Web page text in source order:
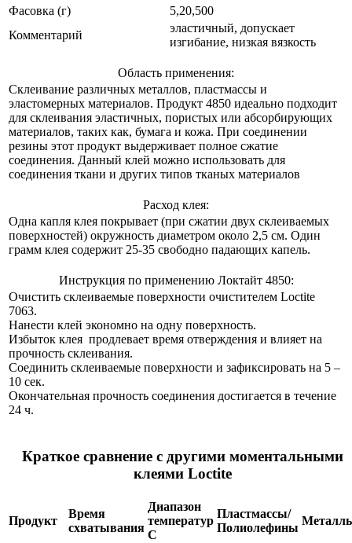
Фасовка (г)
5,20,500
Комментарий
эластичный, допускает
изгибание, низкая вязкость
Область применения:
Склеивание различных металлов, пластмассы и
эластомерных материалов. Продукт 4850 идеально подходит
для склеивания эластичных, пористых или абсорбирующих
материалов, таких как, бумага и кожа. При соединении
резины этот продукт выдерживает полное сжатие
соединения. Данный клей можно использовать для
соединения ткани и других типов тканых материалов
Расход клея:
Одна капля клея покрывает (при сжатии двух склеиваемых
поверхностей) окружность диаметром около 2,5 см. Один
грамм клея содержит 25-35 свободно падающих капель.
Инструкция по применению Локтайт 4850:
Очистить склеиваемые поверхности очистителем Loctite
7063.
Нанести клей экономно на одну поверхность.
Избыток клея продлевает время отверждения и влияет на
прочность склеивания.
Соединить склеиваемые поверхности и зафиксировать на 5 –
10 сек.
Окончательная прочность соединения достигается в течение
24 ч.
Краткое сравнение с другими моментальными
клеями Loctite
Продукт
Время
схватывания
Диапазон
температур
С
Пластмассы/
Полиолефины